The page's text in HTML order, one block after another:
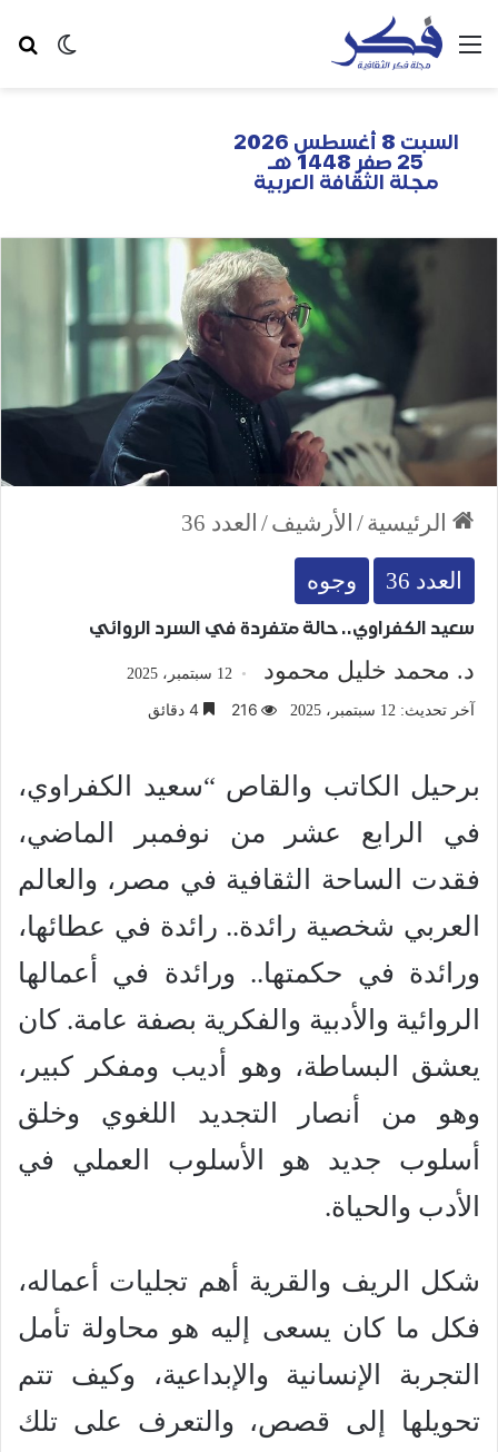
السبت 8 أغسطس 2026
25 صفر 1448 هـ
مجلة الثقافة العربية
الرئيسية/ الأرشيف/ العدد 36
العدد 36 وجوه
سعيد الكفراوي.. حالة متفردة في السرد الروائي
د. محمد خليل محمود 12 سبتمبر، 2025
آخر تحديث: 12 سبتمبر، 2025 216
برحيل الكاتب والقاص “سعيد الكفراوي،
في الرابع عشر من نوفمبر الماضي،
فقدت الساحة الثقافية في مصر، والعالم
العربي شخصية رائدة.. رائدة في عطائها،
ورائدة في حكمتها.. ورائدة في أعمالها
الروائية والأدبية والفكرية بصفة عامة. كان
يعشق البساطة، وهو أديب ومفكر كبير،
وهو من أنصار التجديد اللغوي وخلق
أسلوب جديد هو الأسلوب العملي في
الأدب والحياة.
شكل الريف والقرية أهم تجليات أعماله،
فكل ما كان يسعى إليه هو محاولة تأمل
التجربة الإنسانية والإبداعية، وكيف تتم
تحويلها إلى قصص، والتعرف على تلك